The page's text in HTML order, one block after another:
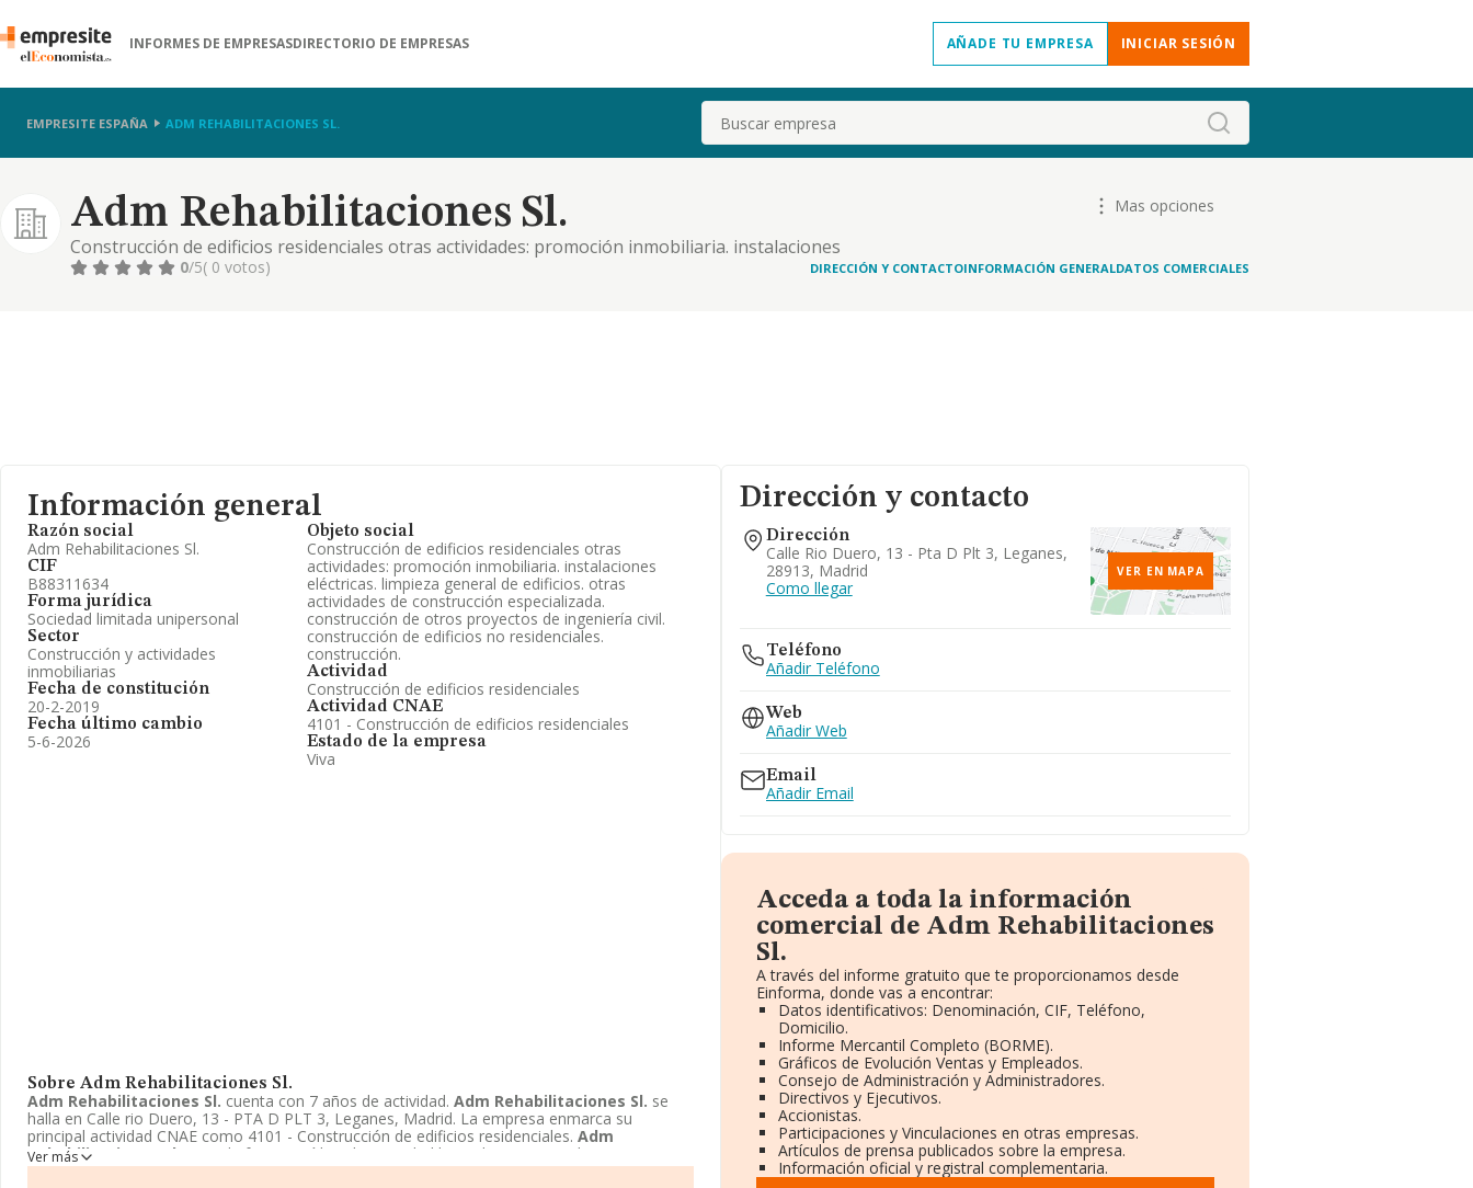
INFORMES DE EMPRESASDIRECTORIO DE EMPRESAS AÑADE TU EMPRESA INICIAR SESIÓN
EMPRESITE ESPAÑA ADM REHABILITACIONES SL. Buscar
Adm Rehabilitaciones Sl.
Construcción de edificios residenciales otras actividades: promoción inmobiliaria. instalaciones
eléctricas. limpieza general de edificios. otras actividades de construcción especializada. construcción
Mas opciones
0/5( 0 votos) DIRECCIÓN Y CONTACTOINFORMACIÓN GENERALDATOS COMERCIALES
Información general
Razón social
Adm Rehabilitaciones Sl.
CIF
B88311634
Forma jurídica
Sociedad limitada unipersonal
Sector
Construcción y actividades
inmobiliarias
Fecha de constitución
20-2-2019
Fecha último cambio
5-6-2026
Objeto social
Construcción de edificios residenciales otras
actividades: promoción inmobiliaria. instalaciones
eléctricas. limpieza general de edificios. otras
actividades de construcción especializada.
construcción de otros proyectos de ingeniería civil.
construcción de edificios no residenciales.
construcción.
Actividad
Construcción de edificios residenciales
Actividad CNAE
4101 - Construcción de edificios residenciales
Estado de la empresa
Viva
Sobre Adm Rehabilitaciones Sl.
Adm Rehabilitaciones Sl. cuenta con 7 años de actividad. Adm Rehabilitaciones Sl. se
halla en Calle rio Duero, 13 - PTA D PLT 3, Leganes, Madrid. La empresa enmarca su
principal actividad CNAE como 4101 - Construcción de edificios residenciales. Adm
Rehabilitaciones Sl.
toma la forma jurídica de Sociedad limitada unipersonal.
Ver más
Dirección y contacto
Dirección
Calle Rio Duero, 13 - Pta D Plt 3, Leganes,
28913, Madrid
Como llegar
VER EN MAPA
Teléfono
Añadir Teléfono
Web
Añadir Web
Email
Añadir Email
Acceda a toda la información
comercial de Adm Rehabilitaciones
Sl.
A través del informe gratuito que te proporcionamos desde
Einforma, donde vas a encontrar:
Datos identificativos: Denominación, CIF, Teléfono,
Domicilio.
Informe Mercantil Completo (BORME).
Gráficos de Evolución Ventas y Empleados.
Consejo de Administración y Administradores.
Directivos y Ejecutivos.
Accionistas.
Participaciones y Vinculaciones en otras empresas.
Artículos de prensa publicados sobre la empresa.
Información oficial y registral complementaria.